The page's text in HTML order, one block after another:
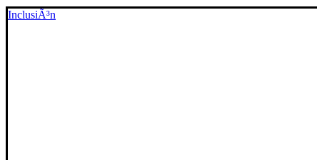
InclusiÃ³n